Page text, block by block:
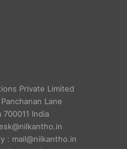
Private Limited
Lane
700011 India
: mail@nilkantho.in